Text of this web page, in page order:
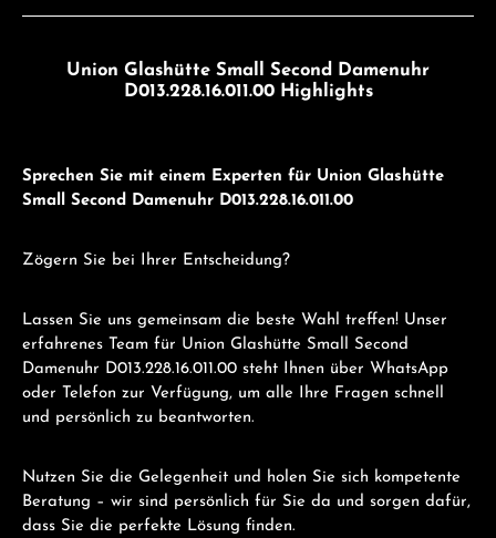
Union Glashütte Small Second Damenuhr
D013.228.16.011.00 Highlights
Sprechen Sie mit einem Experten für Union Glashütte
Small Second Damenuhr D013.228.16.011.00
Zögern Sie bei Ihrer Entscheidung?
Lassen Sie uns gemeinsam die beste Wahl treffen! Unser
erfahrenes Team für Union Glashütte Small Second
Damenuhr D013.228.16.011.00 steht Ihnen über WhatsApp
oder Telefon zur Verfügung, um alle Ihre Fragen schnell
und persönlich zu beantworten.
Nutzen Sie die Gelegenheit und holen Sie sich kompetente
Beratung – wir sind persönlich für Sie da und sorgen dafür,
dass Sie die perfekte Lösung finden.